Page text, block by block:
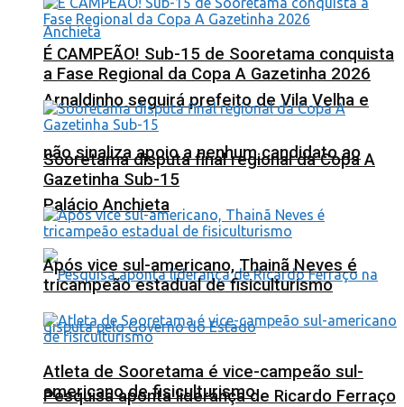
Arnaldinho seguirá prefeito de Vila Velha e
não sinaliza apoio a nenhum candidato ao
Palácio Anchieta
Pesquisa aponta liderança de Ricardo Ferraço
É CAMPEÃO! Sub-15 de Sooretama conquista
a Fase Regional da Copa A Gazetinha 2026
Sooretama disputa final regional da Copa A
Gazetinha Sub-15
Após vice sul-americano, Thainã Neves é
tricampeão estadual de fisiculturismo
Atleta de Sooretama é vice-campeão sul-
americano de fisiculturismo